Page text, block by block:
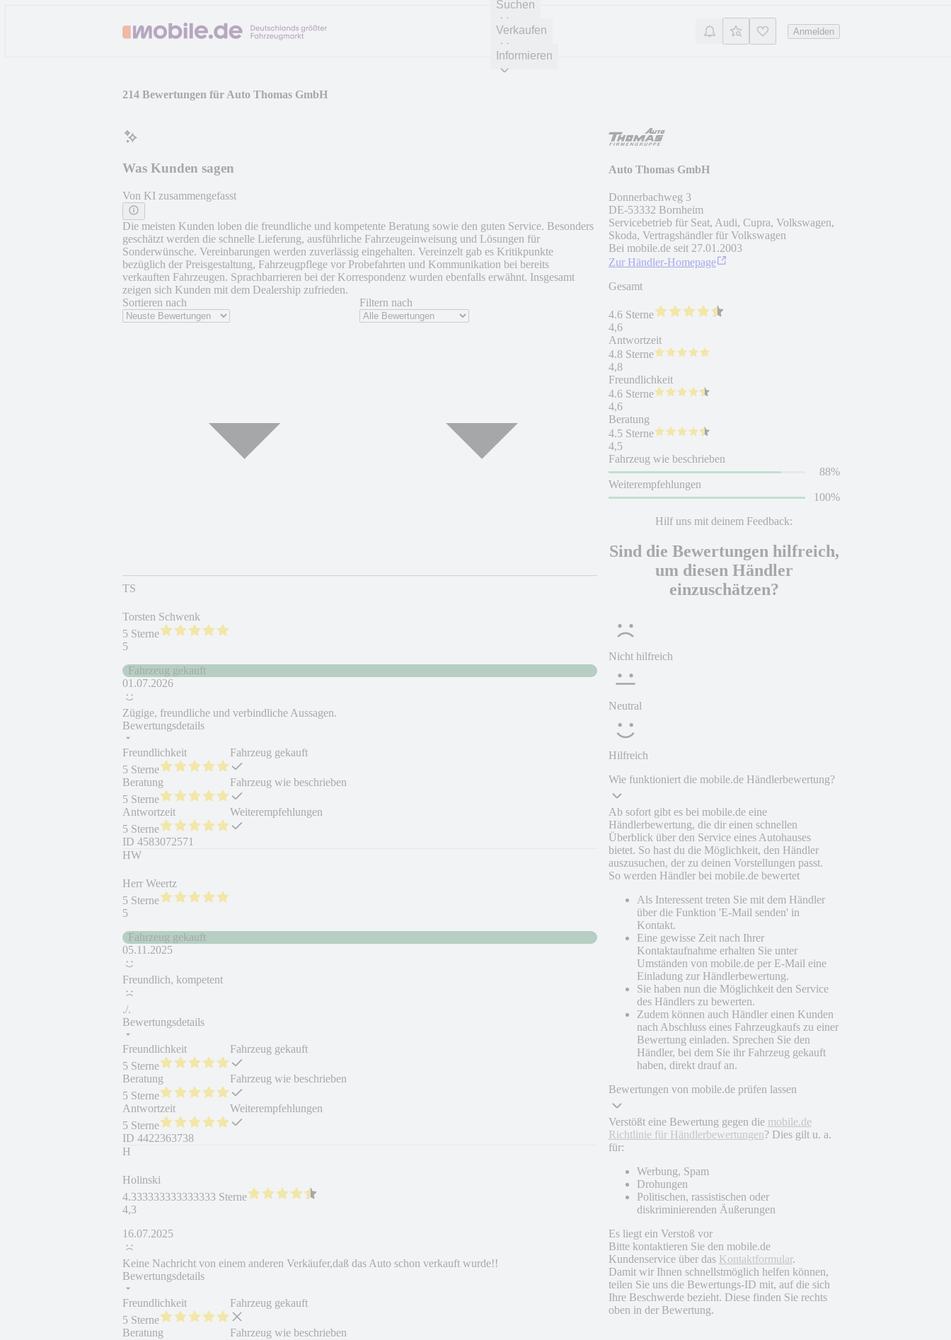
Suchen
Verkaufen
Informieren
Anmelden
214 Bewertungen für Auto Thomas GmbH
Was Kunden sagen
Von KI zusammengefasst
Die meisten Kunden loben die freundliche und kompetente Beratung sowie den guten Service. Besonders
geschätzt werden die schnelle Lieferung, ausführliche Fahrzeugeinweisung und Lösungen für
Sonderwünsche. Vereinbarungen werden zuverlässig eingehalten. Vereinzelt gab es Kritikpunkte
bezüglich der Preisgestaltung, Fahrzeugpflege vor Probefahrten und Kommunikation bei bereits
verkauften Fahrzeugen. Sprachbarrieren bei der Korrespondenz wurden ebenfalls erwähnt. Insgesamt
zeigen sich Kunden mit dem Dealership zufrieden.
Sortieren nach
Filtern nach
TS
Torsten Schwenk
5 Sterne
5
Fahrzeug gekauft
01.07.2026
Zügige, freundliche und verbindliche Aussagen.
Bewertungsdetails
Freundlichkeit
5 Sterne
Beratung
5 Sterne
Antwortzeit
5 Sterne
Fahrzeug gekauft
Fahrzeug wie beschrieben
Weiterempfehlungen
ID 4583072571
HW
Herr Weertz
5 Sterne
5
Fahrzeug gekauft
05.11.2025
Freundlich, kompetent
./.
Bewertungsdetails
Freundlichkeit
5 Sterne
Beratung
5 Sterne
Antwortzeit
5 Sterne
Fahrzeug gekauft
Fahrzeug wie beschrieben
Weiterempfehlungen
ID 4422363738
H
Holinski
4.333333333333333 Sterne
4,3
16.07.2025
Keine Nachricht von einem anderen Verkäufer,daß das Auto schon verkauft wurde!!
Bewertungsdetails
Freundlichkeit
5 Sterne
Beratung
Fahrzeug gekauft
Fahrzeug wie beschrieben
Auto Thomas GmbH
Donnerbachweg 3
DE-53332 Bornheim
Servicebetrieb für Seat, Audi, Cupra, Volkswagen,
Skoda, Vertragshändler für Volkswagen
Bei mobile.de seit 27.01.2003
Zur Händler-Homepage
Gesamt
4.6 Sterne
4,6
Antwortzeit
4.8 Sterne
4,8
Freundlichkeit
4.6 Sterne
4,6
Beratung
4.5 Sterne
4,5
Fahrzeug wie beschrieben
88%
Weiterempfehlungen
100%
Hilf uns mit deinem Feedback:
Sind die Bewertungen hilfreich,
um diesen Händler
einzuschätzen?
Nicht hilfreich
Neutral
Hilfreich
Wie funktioniert die mobile.de Händlerbewertung?
Ab sofort gibt es bei mobile.de eine
Händlerbewertung, die dir einen schnellen
Überblick über den Service eines Autohauses
bietet. So hast du die Möglichkeit, den Händler
auszusuchen, der zu deinen Vorstellungen passt.
So werden Händler bei mobile.de bewertet
Als Interessent treten Sie mit dem Händler
über die Funktion 'E-Mail senden' in
Kontakt.
Eine gewisse Zeit nach Ihrer
Kontaktaufnahme erhalten Sie unter
Umständen von mobile.de per E-Mail eine
Einladung zur Händlerbewertung.
Sie haben nun die Möglichkeit den Service
des Händlers zu bewerten.
Zudem können auch Händler einen Kunden
nach Abschluss eines Fahrzeugkaufs zu einer
Bewertung einladen. Sprechen Sie den
Händler, bei dem Sie ihr Fahrzeug gekauft
haben, direkt drauf an.
Bewertungen von mobile.de prüfen lassen
Verstößt eine Bewertung gegen die mobile.de
Richtlinie für Händlerbewertungen? Dies gilt u. a.
für:
Werbung, Spam
Drohungen
Politischen, rassistischen oder
diskriminierenden Äußerungen
Es liegt ein Verstoß vor
Bitte kontaktieren Sie den mobile.de
Kundenservice über das Kontaktformular.
Damit wir Ihnen schnellstmöglich helfen können,
teilen Sie uns die Bewertungs-ID mit, auf die sich
Ihre Beschwerde bezieht. Diese finden Sie rechts
oben in der Bewertung.